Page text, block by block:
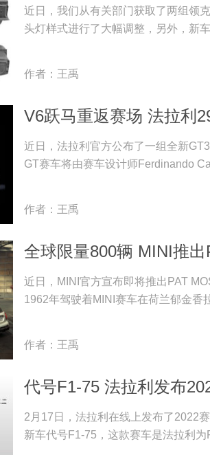
近日，我们从有关部门获取了两组领
头灯样式进行了大幅调整，另外，新
作者：王禹
V6跃马重返赛场 法拉利
近日，法拉利官方公布了一组全新
GT赛车将由赛车设计师Ferdinando
作者：王禹
全球限量800辆 MINI推
近日，MINI官方宣布即将推出PAT
1962年驾驶着MINI赛车在荷兰郁金香
作者：王禹
代号F1-75 法拉利发布
2月17日，法拉利在线上发布了2022
新车代号F1-75，这款赛车是法拉利为